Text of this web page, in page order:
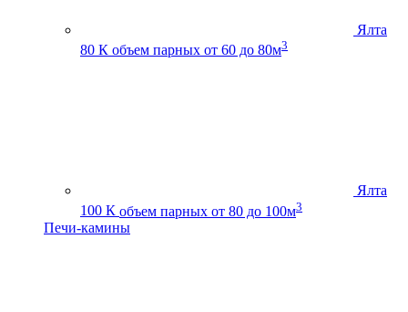
Ялта
80 К объем парных от 60 до 80м3
Ялта
100 К объем парных от 80 до 100м3
Печи-камины